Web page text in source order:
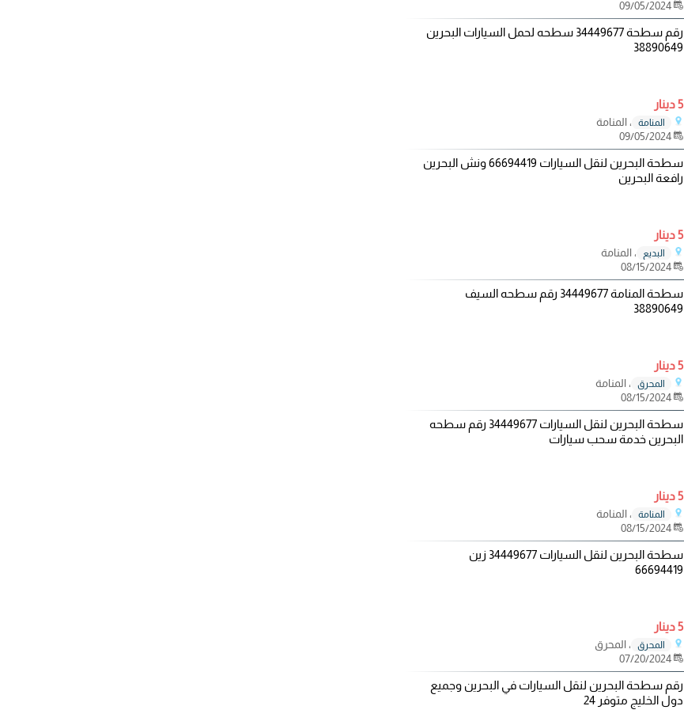
09/05/2024
رقم سطحة 34449677 سطحه لحمل السيارات البحرين
38890649
5 دينار
المنامة
، المنامة
09/05/2024
سطحة البحرين لنقل السيارات 66694419 ونش البحرين
رافعة البحرين
5 دينار
البديع
، المنامة
08/15/2024
سطحة المنامة 34449677 رقم سطحه السيف
38890649
5 دينار
المحرق
، المنامة
08/15/2024
سطحة البحرين لنقل السيارات 34449677 رقم سطحه
البحرين خدمة سحب سيارات
5 دينار
المنامة
، المنامة
08/15/2024
سطحة البحرين لنقل السيارات 34449677 زين
66694419
5 دينار
المحرق
، المحرق
07/20/2024
رقم سطحة البحرين لنقل السيارات في البحرين وجميع
دول الخليج متوفر 24